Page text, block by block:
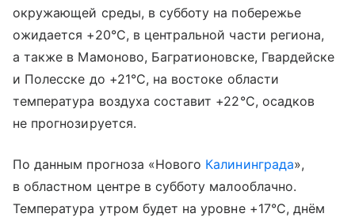
окружающей среды, в субботу на побережье
ожидается +20°C, в центральной части региона,
а также в Мамоново, Багратионовске, Гвардейске
и Полесске до +21°C, на востоке области
температура воздуха составит +22°C, осадков
не прогнозируется.
По данным прогноза «Нового Калининграда»,
в областном центре в субботу малооблачно.
Температура утром будет на уровне +17°C, днём